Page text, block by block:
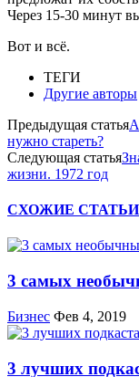
Через 15-30 минут
Вот и всё.
ТЕГИ
Другие авторы
Предыдущая статья
нужно стареть?
Следующая статья
жизни. 1972 год
СХОЖИЕ СТАТЬИ
3 самых
Бизнес Фев 4, 2019
3 лучших